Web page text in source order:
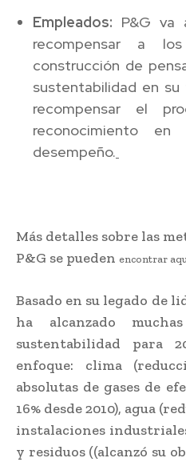
Empleados: P&G va
recompensar a
construcción de
sustentabilidad en su
recompensar el
reconocimiento en
desempeño.
Más detalles sobre las
P&G se pueden encontrar
Basado en su legado de
ha alcanzado
sustentabilidad para
enfoque: clima
absolutas de gases de
16% desde 2010), agua
instalaciones
y residuos ((alcanzó su